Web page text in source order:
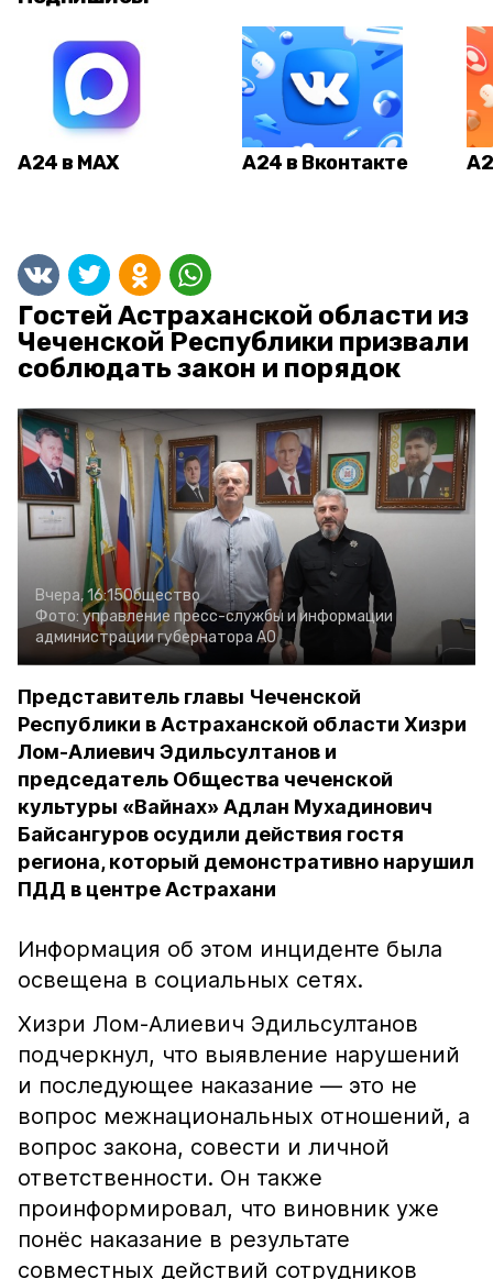
А24 в MAX А24 в Вконтакте
Гостей Астраханской области из
Чеченской Республики призвали
соблюдать закон и порядок
Вчера, 16:15Общество
Фото: управление пресс-службы и информации
администрации губернатора АО
Представитель главы Чеченской
Республики в Астраханской области Хизри
Лом-Алиевич Эдильсултанов и
председатель Общества чеченской
культуры «Вайнах» Адлан Мухадинович
Байсангуров осудили действия гостя
региона, который демонстративно нарушил
ПДД в центре Астрахани
Информация об этом инциденте была
освещена в социальных сетях.
Хизри Лом-Алиевич Эдильсултанов
подчеркнул, что выявление нарушений
и последующее наказание — это не
вопрос межнациональных отношений, а
вопрос закона, совести и личной
ответственности. Он также
проинформировал, что виновник уже
понёс наказание в результате
совместных действий сотрудников